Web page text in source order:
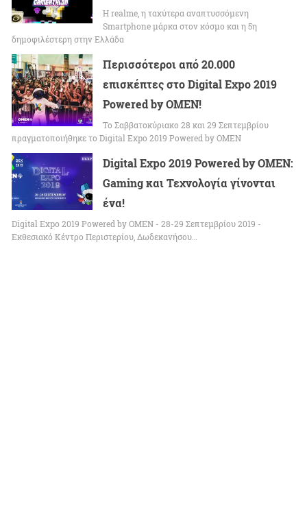
Η realme, η ταχύτερα αναπτυσσόμενη
Smartphone μάρκα στον κόσμο και η 5η
δημοφιλέστερη στην Ελλάδα
Περισσότεροι από 20.000
επισκέπτες στο Digital Expo 2019
Powered by OMEN!
Το Σαββατοκύριακο 28 και 29 Σεπτεμβρίου
πραγματοποιήθηκε το Digital Expo 2019 Powered by OMEN
Digital Expo 2019 Powered by OMEN:
Gaming και Τεχνολογία γίνονται
ένα!
Digital Expo 2019 Powered by OMEN - 28-29 Σεπτεμβρίου 2019 -
Εκθεσιακό Κέντρο Περιστερίου, Δωδεκανήσου…